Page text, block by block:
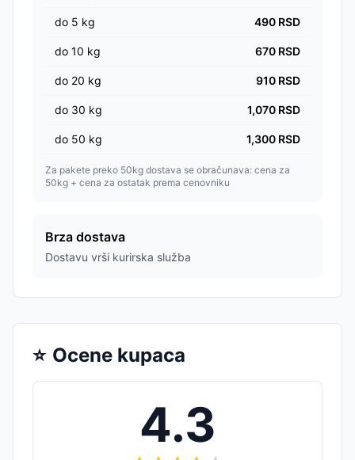
do 5 kg 490 RSD
do 10 kg 670 RSD
do 20 kg 910 RSD
do 30 kg 1,070 RSD
do 50 kg 1,300 RSD
Za pakete preko 50kg dostava se obračunava: cena za
50kg + cena za ostatak prema cenovniku
Brza dostava
Dostavu vrši kurirska služba
⭐ Ocene kupaca
4.3